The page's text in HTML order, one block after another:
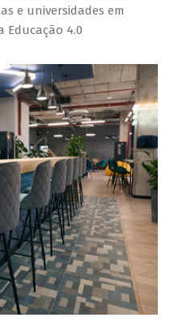
e universidades em
Educação 4.0